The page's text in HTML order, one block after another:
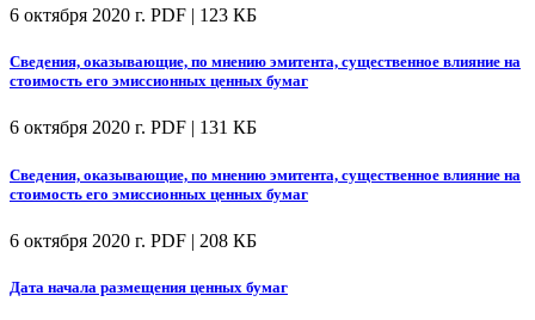
6 октября 2020 г. PDF | 123 КБ
Сведения, оказывающие, по мнению эмитента, существенное влияние на
стоимость его эмиссионных ценных бумаг
6 октября 2020 г. PDF | 131 КБ
Сведения, оказывающие, по мнению эмитента, существенное влияние на
стоимость его эмиссионных ценных бумаг
6 октября 2020 г. PDF | 208 КБ
Дата начала размещения ценных бумаг